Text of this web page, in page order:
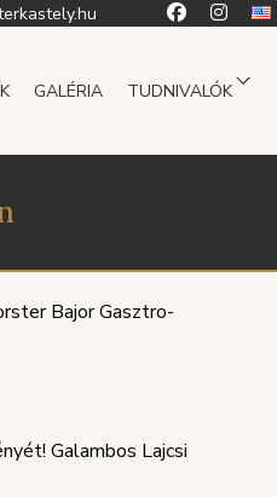
GALÉRIA TUDNIVALÓK
Bajor Gasztro-
Galambos Lajcsi